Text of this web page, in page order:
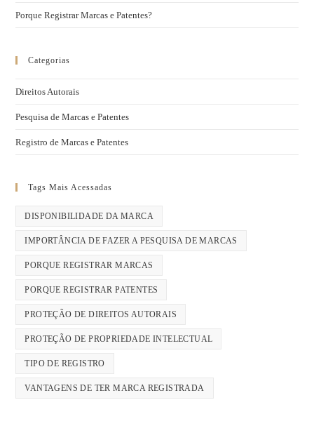
Porque Registrar Marcas e Patentes?
Categorias
Direitos Autorais
Pesquisa de Marcas e Patentes
Registro de Marcas e Patentes
Tags Mais Acessadas
DISPONIBILIDADE DA MARCA
IMPORTÂNCIA DE FAZER A PESQUISA DE MARCAS
PORQUE REGISTRAR MARCAS
PORQUE REGISTRAR PATENTES
PROTEÇÃO DE DIREITOS AUTORAIS
PROTEÇÃO DE PROPRIEDADE INTELECTUAL
TIPO DE REGISTRO
VANTAGENS DE TER MARCA REGISTRADA